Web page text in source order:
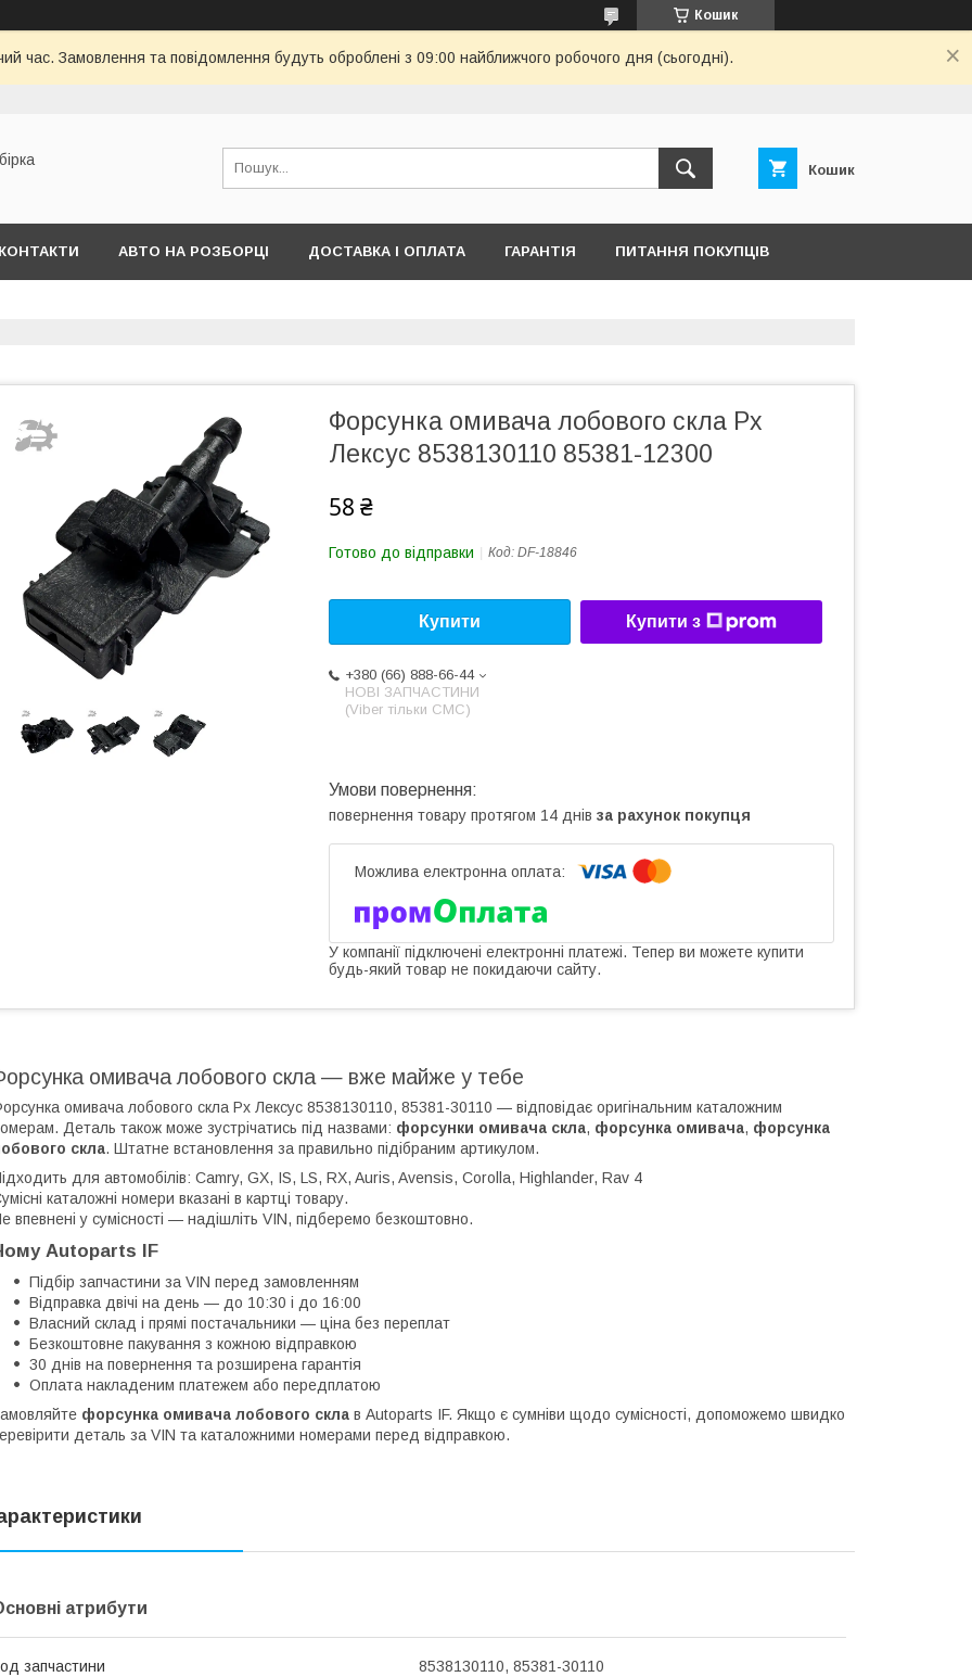
Кошик
час. Замовлення та повідомлення будуть оброблені з 09:00 найближчого робочого дня (сьогодні).
Кошик
КОНТАКТИ АВТО НА РОЗБОРЦІ ДОСТАВКА І ОПЛАТА ГАРАНТІЯ ПИТАННЯ ПОКУПЦІВ
Форсунка омивача лобового скла Рх
Лексус 8538130110 85381-12300
58 ₴
Готово до відправки Код: DF-18846
Купити Купити з
+380 (66) 888-66-44
НОВІ ЗАПЧАСТИНИ
(Viber тільки СМС)
повернення товару протягом 14 днів за рахунок покупця
У компанії підключені електронні платежі. Тепер ви можете купити
будь-який товар не покидаючи сайту.
омивача лобового скла — вже майже у тебе
омивача лобового скла Рх Лексус 8538130110, 85381-30110 — відповідає оригінальним каталожним
Деталь також може зустрічатись під назвами: форсунки омивача скла, форсунка омивача, форсунка
скла. Штатне встановлення за правильно підібраним артикулом.
для автомобілів: Camry, GX, IS, LS, RX, Auris, Avensis, Corolla, Highlander, Rav 4
каталожні номери вказані в картці товару.
впевнені у сумісності — надішліть VIN, підберемо безкоштовно.
Autoparts IF
Підбір запчастини за VIN перед замовленням
Відправка двічі на день — до 10:30 і до 16:00
Власний склад і прямі постачальники — ціна без переплат
Безкоштовне пакування з кожною відправкою
30 днів на повернення та розширена гарантія
Оплата накладеним платежем або передплатою
форсунка омивача лобового скла в Autoparts IF. Якщо є сумніви щодо сумісності, допоможемо швидко
деталь за VIN та каталожними номерами перед відправкою.
атрибути
запчастини 8538130110, 85381-30110